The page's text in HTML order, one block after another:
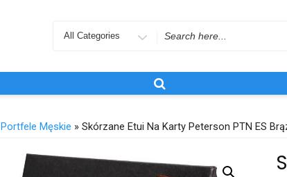
Search
Portfele Męskie » Skórzane Etui Na Karty Peterson PTN ES